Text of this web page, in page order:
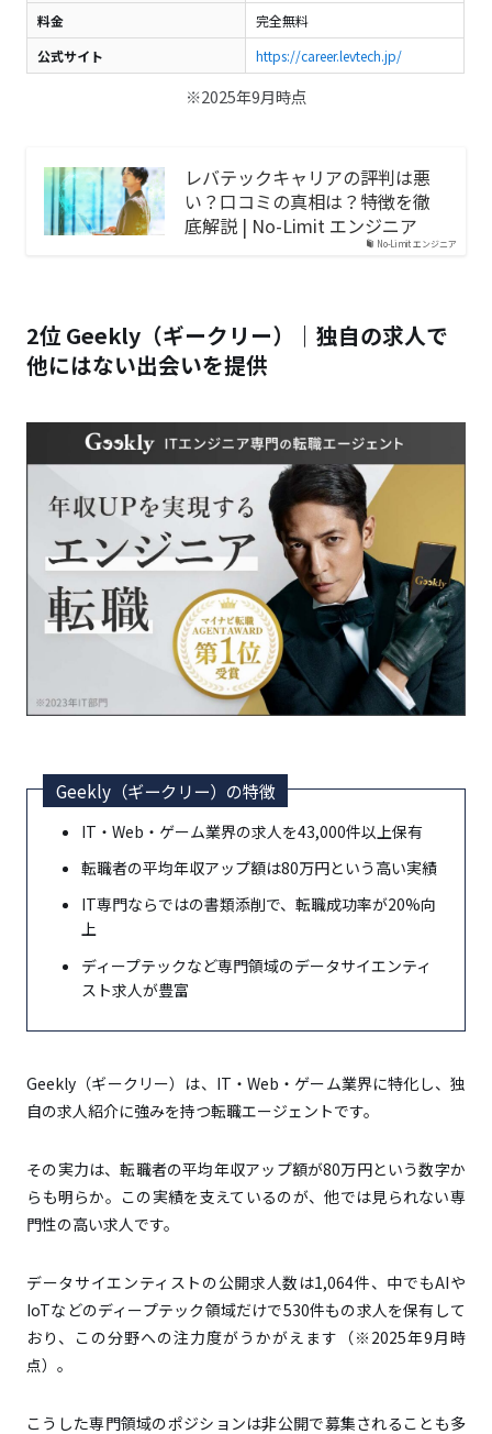
料金
完全無料
公式サイト
https://career.levtech.jp/
※2025年9月時点
No-Limit エンジニア
レバテックキャリアの評判は悪
い？口コミの真相は？特徴を徹
底解説 | No-Limit エンジニア
2位 Geekly（ギークリー）｜独自の求人で
他にはない出会いを提供
Geekly（ギークリー）の特徴
IT・Web・ゲーム業界の求人を43,000件以上保有
転職者の平均年収アップ額は80万円という高い実績
IT専門ならではの書類添削で、転職成功率が20%向
上
ディープテックなど専門領域のデータサイエンティ
スト求人が豊富
Geekly（ギークリー）は、IT・Web・ゲーム業界に特化し、独
自の求人紹介に強みを持つ転職エージェントです。
その実力は、転職者の平均年収アップ額が80万円という数字か
らも明らか。この実績を支えているのが、他では見られない専
門性の高い求人です。
データサイエンティストの公開求人数は1,064件、中でもAIや
IoTなどのディープテック領域だけで530件もの求人を保有して
おり、この分野への注力度がうかがえます（※2025年9月時
点）。
こうした専門領域のポジションは非公開で募集されることも多